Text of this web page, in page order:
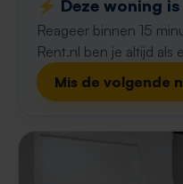
⚡️ Deze woning
Reageer binnen 15
Rent.nl ben je altijd als
Mis de volgende